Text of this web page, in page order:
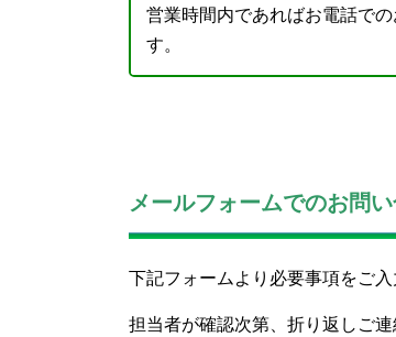
営業時間内であればお電話で
す。
メールフォームでのお問
下記フォームより必要事項をご
担当者が確認次第、折り返しご連